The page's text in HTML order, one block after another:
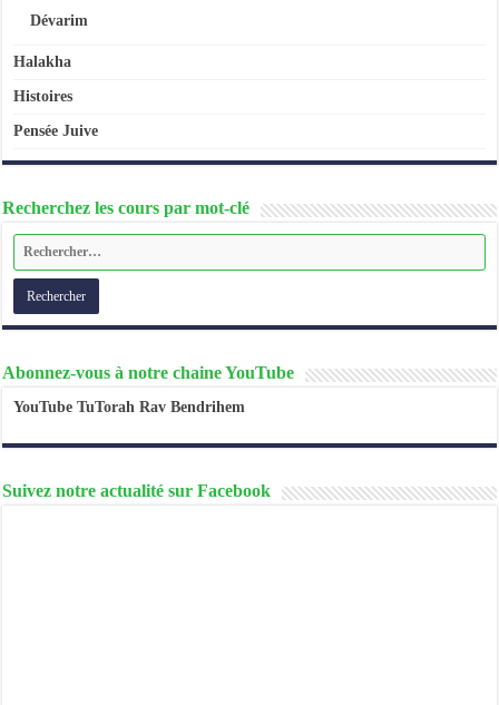
Dévarim
Halakha
Histoires
Pensée Juive
Recherchez les cours par mot-clé
Abonnez-vous à notre chaine YouTube
YouTube TuTorah Rav Bendrihem
Suivez notre actualité sur Facebook